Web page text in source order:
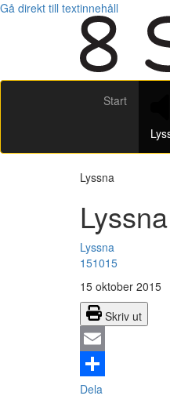
Gå direkt till textinnehåll
Start
Lyssna
Lyssna
151015
15 oktober 2015
Skriv ut
Email
Dela